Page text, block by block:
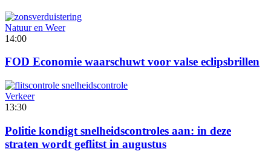
Natuur en Weer
14:00
FOD Economie waarschuwt voor valse eclipsbrillen
Verkeer
13:30
Politie kondigt snelheidscontroles aan: in deze
straten wordt geflitst in augustus